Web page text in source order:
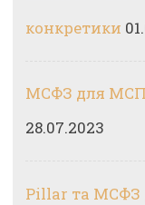
конкретики
МСФЗ для МСП:
28.07.2023
Pillar та МСФЗ